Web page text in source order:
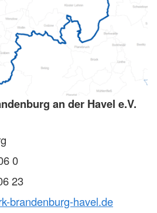
an der Havel e.V.
0
23
brandenburg-havel.de